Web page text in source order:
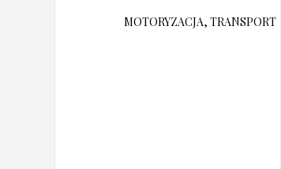
MOTORYZACJA, TRANSPORT